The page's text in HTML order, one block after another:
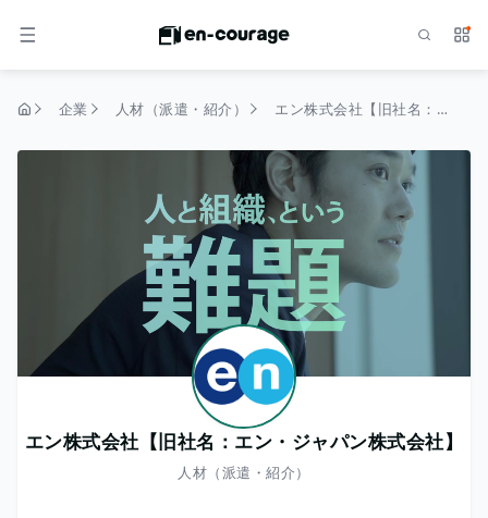
メニュー サ
企業 人材（派遣・紹介） エン株式会社【旧社名：エン・ジャパン株式会社】
エン株式会社【旧社名：エン・ジャパン株式会社】
人材（派遣・紹介）